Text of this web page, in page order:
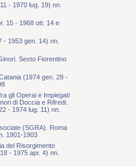
- 1970 lug. 19) nn.
15 - 1968 ott. 14 e
- 1953 gen. 14) nn.
Sesto Fiorentino
(1974 gen. 28 -
gli Operai e Impiegati
di Doccia e Rifredi.
- 1974 lug. 11) nn.
(SGRA). Roma
1901-1903
del Risorgimento
- 1975 apr. 4) nn.